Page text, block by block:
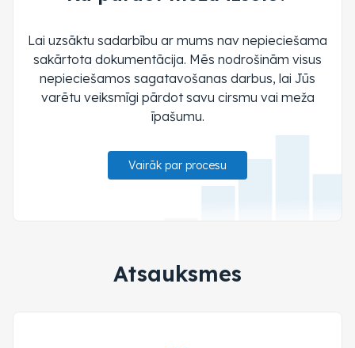
Lai uzsāktu sadarbību ar mums nav nepieciešama
sakārtota dokumentācija. Mēs nodrošinām visus
nepieciešamos sagatavošanas darbus, lai Jūs
varētu veiksmīgi pārdot savu cirsmu vai meža
īpašumu.
Vairāk par procesu
Atsauksmes